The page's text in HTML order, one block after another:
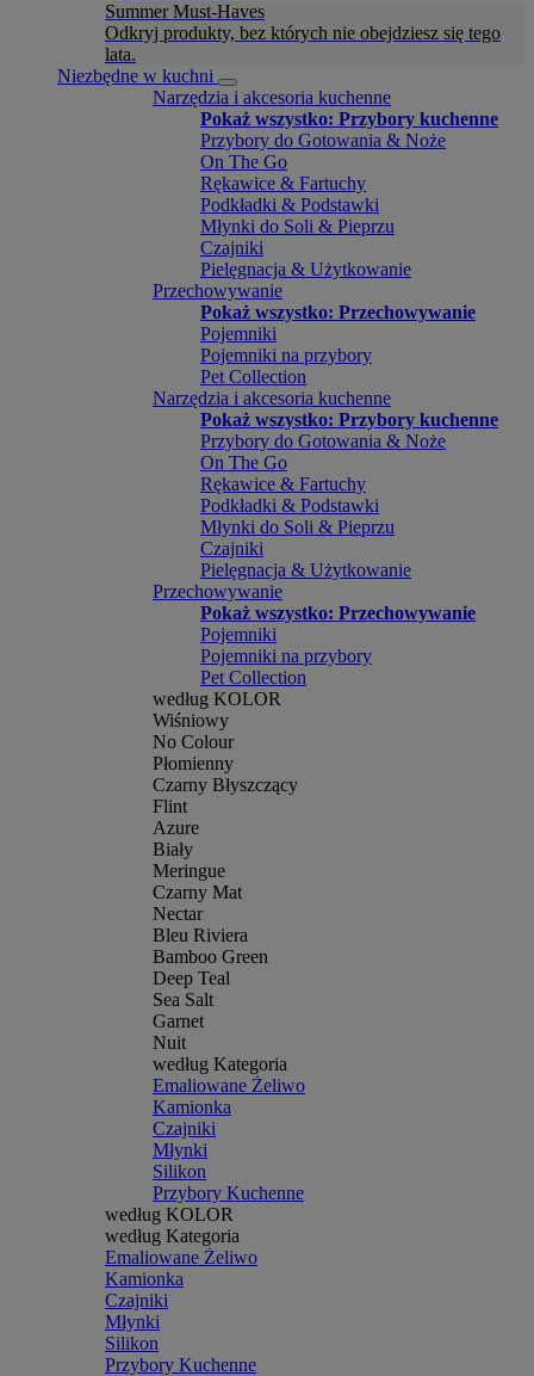
Summer Must-Haves
Odkryj produkty, bez których nie obejdziesz się tego
lata.
Niezbędne w kuchni
Narzędzia i akcesoria kuchenne
Pokaż wszystko: Przybory kuchenne
Przybory do Gotowania & Noże
On The Go
Rękawice & Fartuchy
Podkładki & Podstawki
Młynki do Soli & Pieprzu
Czajniki
Pielęgnacja & Użytkowanie
Przechowywanie
Pokaż wszystko: Przechowywanie
Pojemniki
Pojemniki na przybory
Pet Collection
Narzędzia i akcesoria kuchenne
Pokaż wszystko: Przybory kuchenne
Przybory do Gotowania & Noże
On The Go
Rękawice & Fartuchy
Podkładki & Podstawki
Młynki do Soli & Pieprzu
Czajniki
Pielęgnacja & Użytkowanie
Przechowywanie
Pokaż wszystko: Przechowywanie
Pojemniki
Pojemniki na przybory
Pet Collection
według KOLOR
Wiśniowy
No Colour
Płomienny
Czarny Błyszczący
Flint
Azure
Biały
Meringue
Czarny Mat
Nectar
Bleu Riviera
Bamboo Green
Deep Teal
Sea Salt
Garnet
Nuit
według Kategoria
Emaliowane Żeliwo
Kamionka
Czajniki
Młynki
Silikon
Przybory Kuchenne
według KOLOR
według Kategoria
Emaliowane Żeliwo
Kamionka
Czajniki
Młynki
Silikon
Przybory Kuchenne